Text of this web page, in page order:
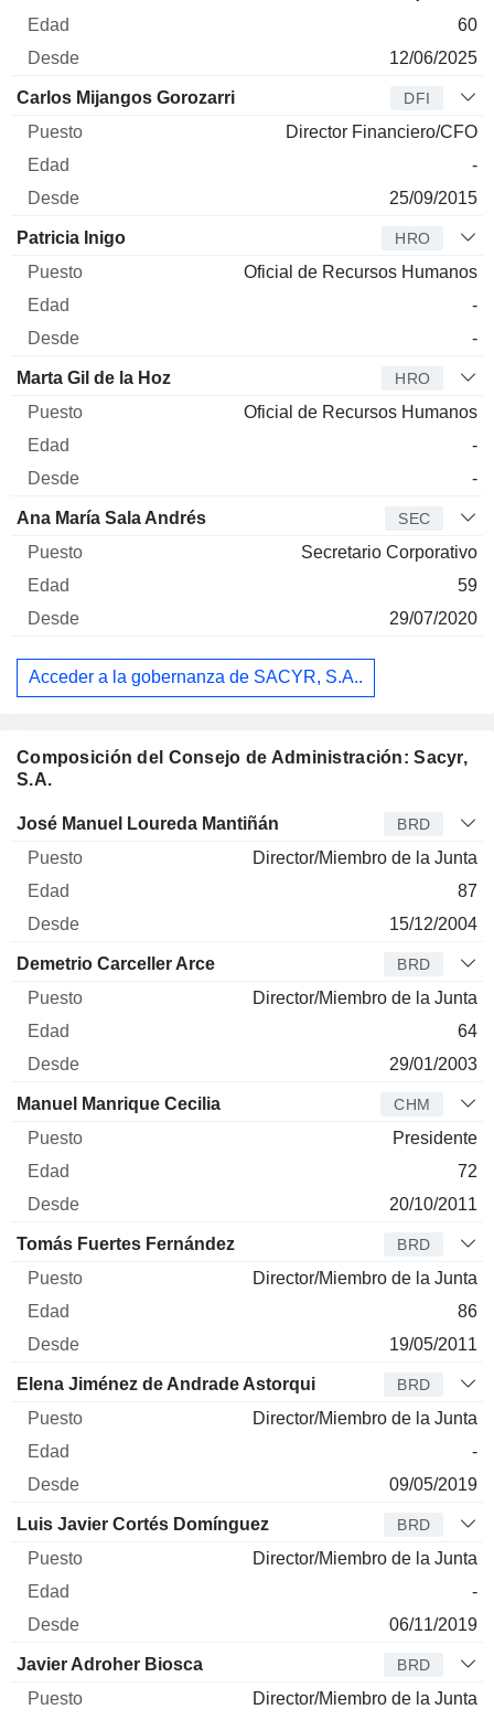
60
12/06/2025
Carlos Mijangos Gorozarri DFI
Director Financiero/CFO
-
25/09/2015
Patricia Inigo HRO
Oficial de Recursos Humanos
-
-
Marta Gil de la Hoz HRO
Oficial de Recursos Humanos
-
-
Ana María Sala Andrés SEC
Secretario Corporativo
59
29/07/2020
Acceder a la gobernanza de SACYR, S.A..
Composición del Consejo de Administración: Sacyr,
S.A.
Administrador Puesto Edad Desde
José Manuel Loureda Mantiñán BRD
Director/Miembro de la Junta
87
15/12/2004
Demetrio Carceller Arce BRD
Director/Miembro de la Junta
64
29/01/2003
Manuel Manrique Cecilia CHM
Presidente
72
20/10/2011
Tomás Fuertes Fernández BRD
Director/Miembro de la Junta
86
19/05/2011
Elena Jiménez de Andrade Astorqui BRD
Director/Miembro de la Junta
-
09/05/2019
Luis Javier Cortés Domínguez BRD
Director/Miembro de la Junta
-
06/11/2019
Javier Adroher Biosca BRD
Director/Miembro de la Junta